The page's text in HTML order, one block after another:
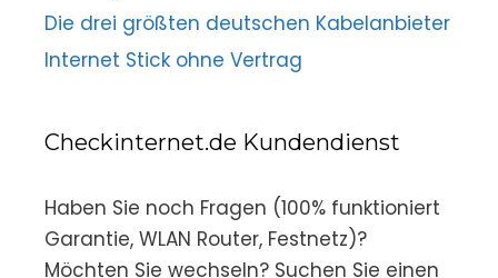
Die drei größten deutschen Kabelanbieter
Internet Stick ohne Vertrag
Checkinternet.de Kundendienst
Haben Sie noch Fragen (100% funktioniert
Garantie, WLAN Router, Festnetz)?
Möchten Sie wechseln? Suchen Sie einen